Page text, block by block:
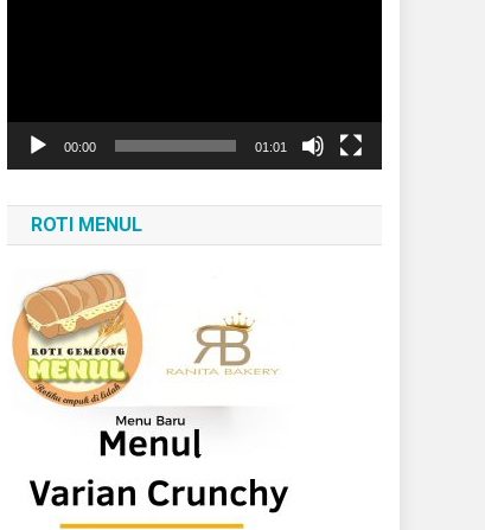
00:00 01:01
ROTI MENUL